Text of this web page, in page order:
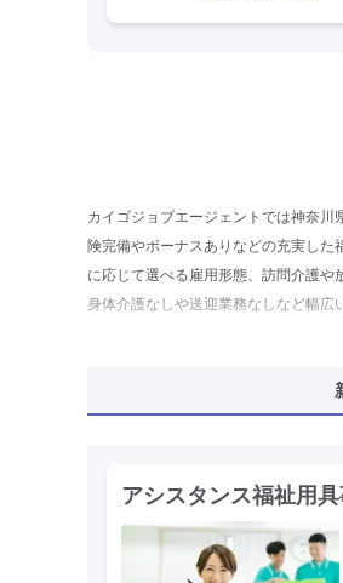
カイゴジョブエージェントでは神奈
険完備やボーナスありなどの充実し
に応じて選べる雇用形態、訪問介護
身体介護なしや送迎業務なしなど幅
誰もが応募しやすい応募要件、条件
アシスタンス福祉用